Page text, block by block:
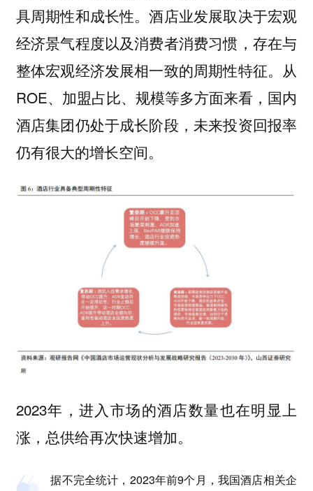
具周期性和成长性。酒店业发展取决于宏观
经济景气程度以及消费者消费习惯，存在与
整体宏观经济发展相一致的周期性特征。从
ROE、加盟占比、规模等多方面来看，国内
酒店集团仍处于成长阶段，未来投资回报率
仍有很大的增长空间。
2023年，进入市场的酒店数量也在明显上
涨，总供给再次快速增加。
据不完全统计，2023年前9个月，我国酒店相关企